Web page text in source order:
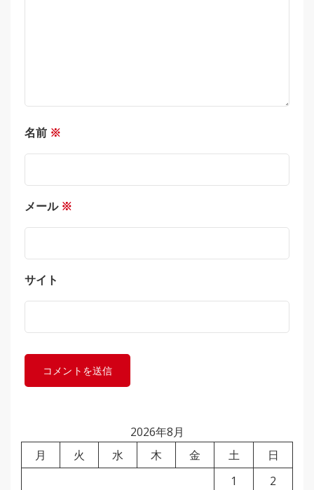
名前 ※
メール ※
サイト
2026年8月
月
火 水 木 金 土
日
1
2